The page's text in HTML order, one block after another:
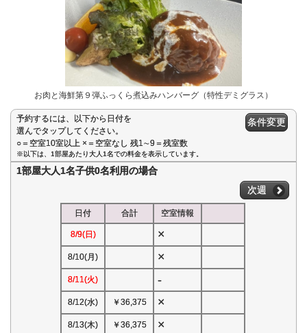
お肉と海鮮第９弾ふっくら煮込みハンバーグ（特性デミグラス）
予約するには、以下から日付を
選んでタップしてください。
○＝空室10室以上 ×＝空室なし 残1∼9＝残室数
条件変更
※以下は、1部屋あたり大人1名での料金を表示しています。
1部屋大人1名子供0名利用の場合
次週
日付 合計 空室情報
8/9(日) ×
8/10(月) ×
8/11(火) -
8/12(水) ￥36,375 ×
8/13(木) ￥36,375 ×